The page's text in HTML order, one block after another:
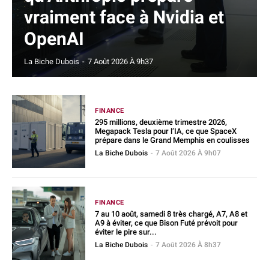
vraiment face à Nvidia et
OpenAI
La Biche Dubois - 7 Août 2026 À 9h37
FINANCE
295 millions, deuxième trimestre 2026,
Megapack Tesla pour l’IA, ce que SpaceX
prépare dans le Grand Memphis en coulisses
La Biche Dubois - 7 Août 2026 À 9h07
FINANCE
7 au 10 août, samedi 8 très chargé, A7, A8 et
A9 à éviter, ce que Bison Futé prévoit pour
éviter le pire sur...
La Biche Dubois - 7 Août 2026 À 8h37